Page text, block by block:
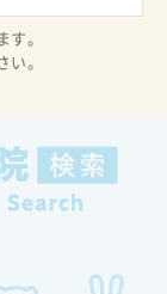
。
。